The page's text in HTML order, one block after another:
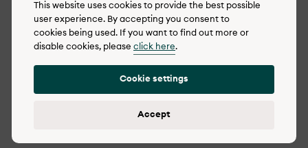
© 2022-2026 OX2
Politica de cookie-uri
This website uses cookies to provide the best possible
user experience. By accepting you consent to
cookies being used. If you want to find out more or
disable cookies, please click here.
Cookie settings
Accept